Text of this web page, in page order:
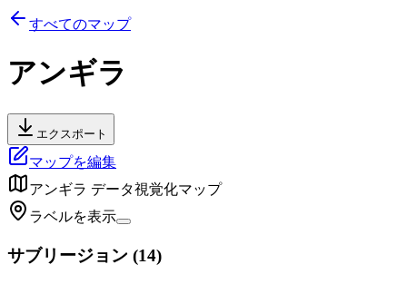
すべてのマップ
アンギラ
エクスポート
マップを編集
アンギラ データ視覚化マップ
ラベルを表示
サブリージョン (14)